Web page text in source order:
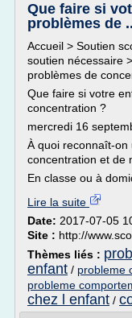
Que faire si
problèmes de
Accueil > Soutien
soutien nécessaire
problèmes de
Que faire si votre
concentration ?
mercredi 16
À quoi reconnaît-
concentration et de
En classe ou à
Lire la suite
Date: 2017-07-05
Site : http://
Thèmes liés :
enfant / probleme
probleme
chez l enfant /